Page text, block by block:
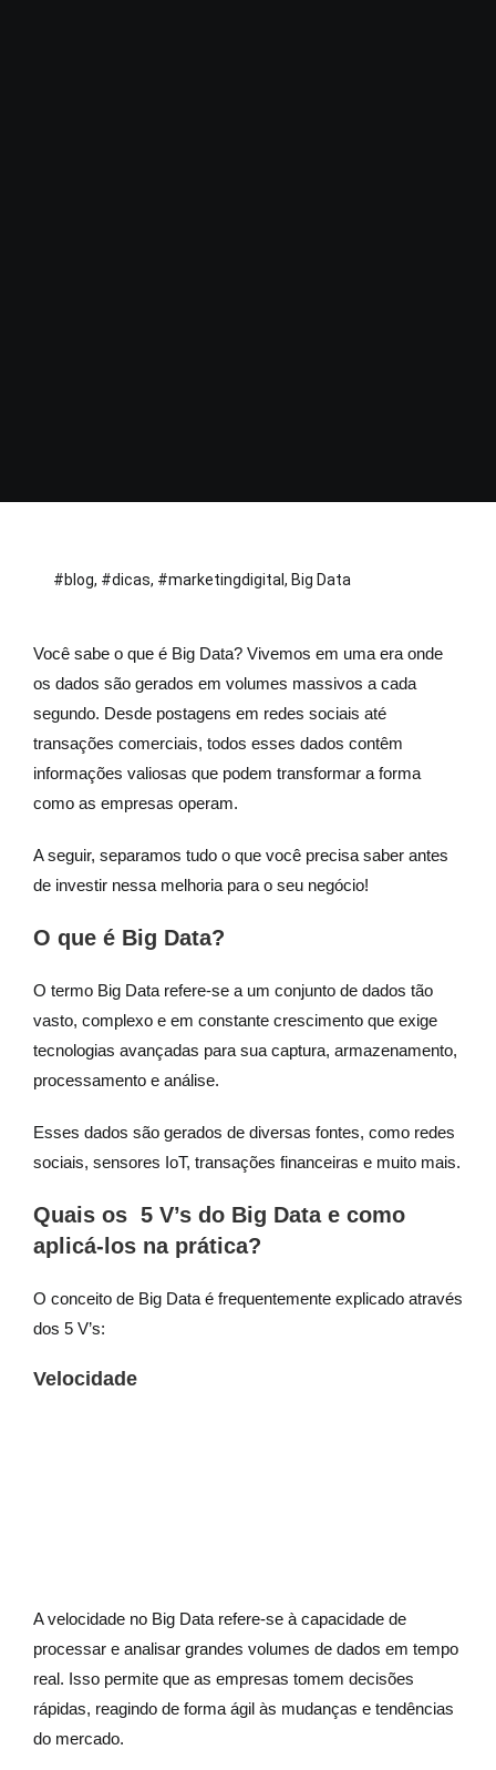
#blog, #dicas, #marketingdigital, Big Data
Você sabe o que é Big Data? Vivemos em uma era onde
os dados são gerados em volumes massivos a cada
segundo. Desde postagens em redes sociais até
transações comerciais, todos esses dados contêm
informações valiosas que podem transformar a forma
como as empresas operam.
A seguir, separamos tudo o que você precisa saber antes
de investir nessa melhoria para o seu negócio!
O que é Big Data?
O termo Big Data refere-se a um conjunto de dados tão
vasto, complexo e em constante crescimento que exige
tecnologias avançadas para sua captura, armazenamento,
processamento e análise.
Esses dados são gerados de diversas fontes, como redes
sociais, sensores IoT, transações financeiras e muito mais.
Quais os 5 V’s do Big Data e como
aplicá-los na prática?
O conceito de Big Data é frequentemente explicado através
dos 5 V’s:
Velocidade
A velocidade no Big Data refere-se à capacidade de
processar e analisar grandes volumes de dados em tempo
real. Isso permite que as empresas tomem decisões
rápidas, reagindo de forma ágil às mudanças e tendências
do mercado.